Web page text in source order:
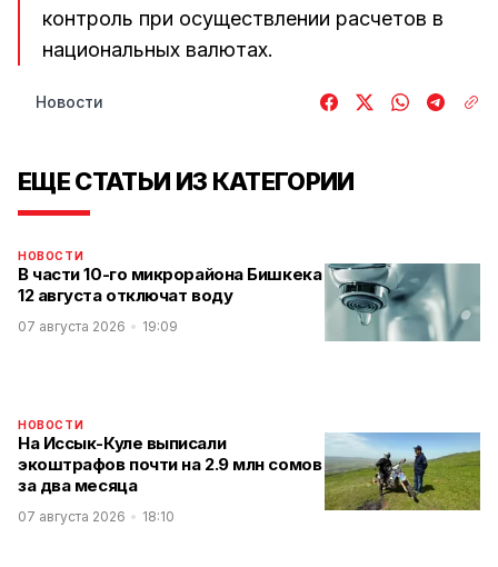
контроль при осуществлении расчетов в
национальных валютах.
Новости
ЕЩЕ СТАТЬИ ИЗ КАТЕГОРИИ
НОВОСТИ
В части 10-го микрорайона Бишкека
12 августа отключат воду
07 августа 2026 19:09
НОВОСТИ
На Иссык-Куле выписали
экоштрафов почти на 2.9 млн сомов
за два месяца
07 августа 2026 18:10